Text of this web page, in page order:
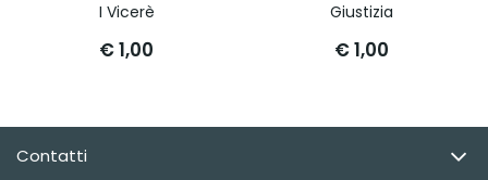
I Vicerè
€ 1,00
Giustizia
€ 1,00
Contatti